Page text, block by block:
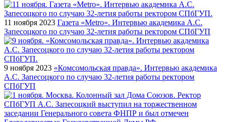
11 ноября 2023 Газета «Metro». Интервью академика А.С.
Запесоцкого по случаю 32-летия работы ректором СПбГУП
9 ноября 2023 «Комсомольская правда». Интервью академика
А.С. Запесоцкого по случаю 32-летия работы ректором
СПбГУП